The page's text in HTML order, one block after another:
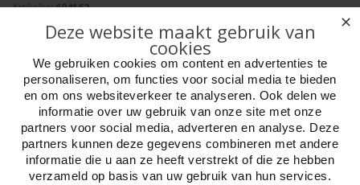
Artikelnr:604162
EAN: 8717072000112
Verpakkingseenheid: 12
Minimum afname: 1
Merk: HOT Games
Aantal
✕
Deze website maakt gebruik van
cookies
We gebruiken cookies om content en advertenties te
personaliseren, om functies voor social media te bieden
en om ons websiteverkeer te analyseren. Ook delen we
informatie over uw gebruik van onze site met onze
partners voor social media, adverteren en analyse. Deze
partners kunnen deze gegevens combineren met andere
informatie die u aan ze heeft verstrekt of die ze hebben
verzameld op basis van uw gebruik van hun services.